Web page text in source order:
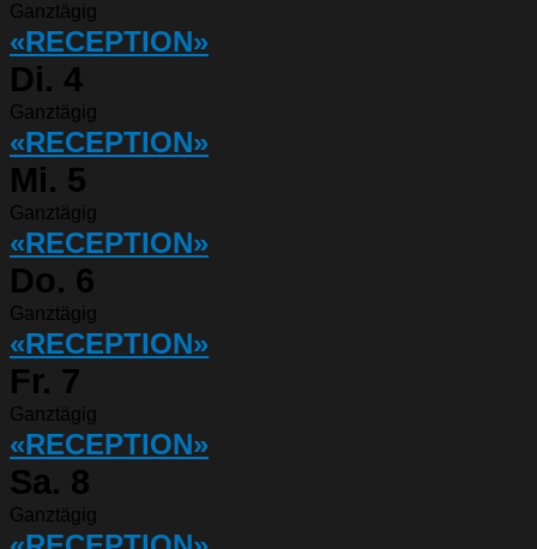
Ganztägig
«RECEPTION»
Di. 4
Ganztägig
«RECEPTION»
Mi. 5
Ganztägig
«RECEPTION»
Do. 6
Ganztägig
«RECEPTION»
Fr. 7
Ganztägig
«RECEPTION»
Sa. 8
Ganztägig